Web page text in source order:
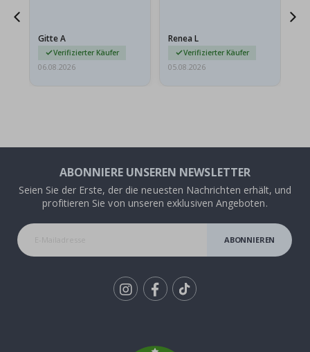
Gitte A
Verifizierter Käufer
06.08.2026
beschädigt…
Renea L
Verifizierter Käufer
05.08.2026
ABONNIERE UNSEREN NEWSLETTER
Seien Sie der Erste, der die neuesten Nachrichten erhält, und
profitieren Sie von unseren exklusiven Angeboten.
ABONNIEREN